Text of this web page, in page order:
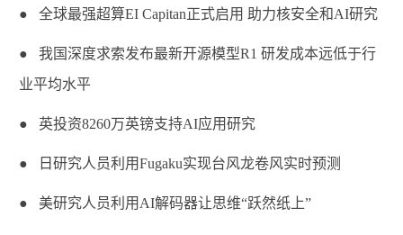
● 全球最强超算EI Capitan正式启用 助力核安全和AI研究
● 我国深度求索发布最新开源模型R1 研发成本远低于行
业平均水平
● 英投资8260万英镑支持AI应用研究
● 日研究人员利用Fugaku实现台风龙卷风实时预测
● 美研究人员利用 AI解码器让思维“跃然纸上”